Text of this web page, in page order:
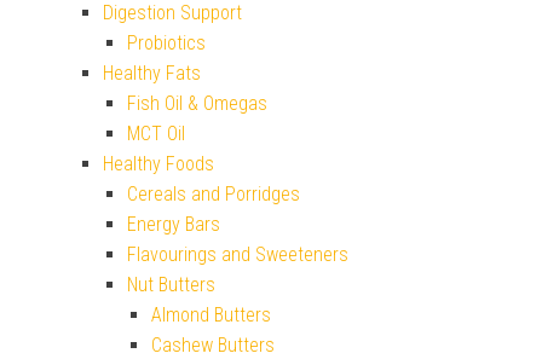
Digestion Support
Probiotics
Healthy Fats
Fish Oil & Omegas
MCT Oil
Healthy Foods
Cereals and Porridges
Energy Bars
Flavourings and Sweeteners
Nut Butters
Almond Butters
Cashew Butters